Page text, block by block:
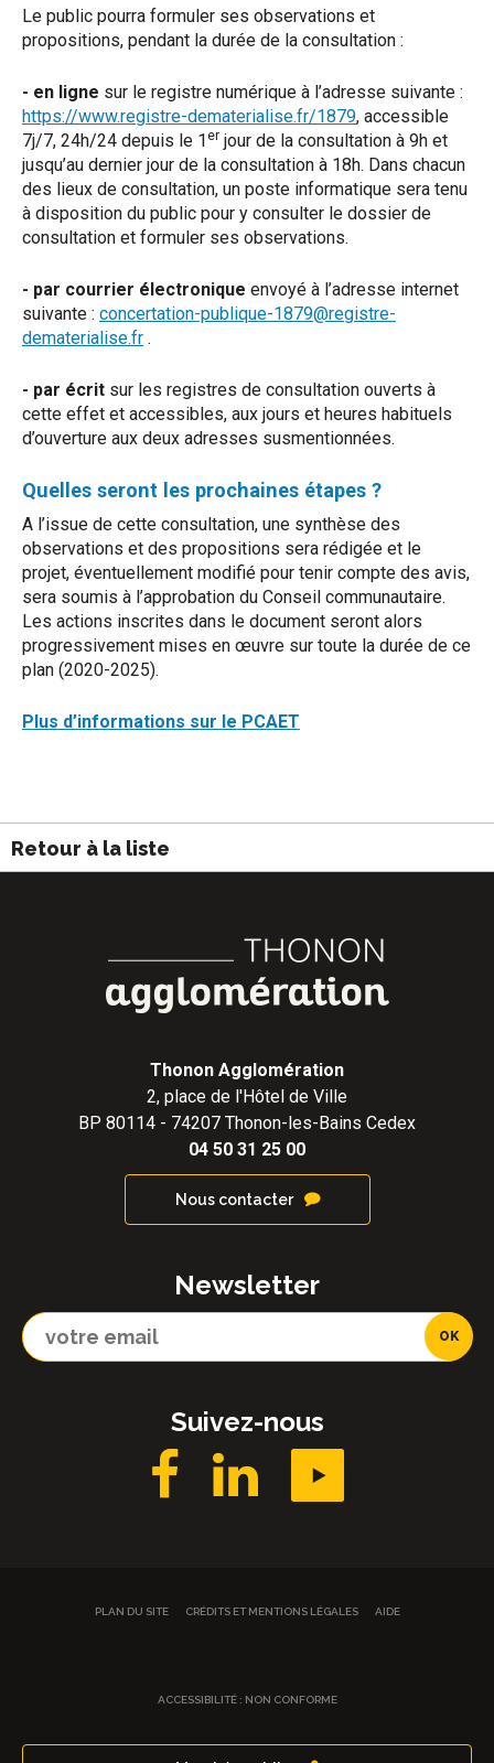
Le public pourra formuler ses observations et
propositions, pendant la durée de la consultation :
- en ligne sur le registre numérique à l’adresse suivante :
https://www.registre-dematerialise.fr/1879, accessible
7j/7, 24h/24 depuis le 1 er jour de la consultation à 9h et
jusqu’au dernier jour de la consultation à 18h. Dans chacun
des lieux de consultation, un poste informatique sera tenu
à disposition du public pour y consulter le dossier de
consultation et formuler ses observations.
- par courrier électronique envoyé à l’adresse internet
suivante : concertation-publique-1879@registre-
dematerialise.fr .
- par écrit sur les registres de consultation ouverts à
cette effet et accessibles, aux jours et heures habituels
d’ouverture aux deux adresses susmentionnées.
Quelles seront les prochaines étapes ?
A l’issue de cette consultation, une synthèse des
observations et des propositions sera rédigée et le
projet, éventuellement modifié pour tenir compte des avis,
sera soumis à l’approbation du Conseil communautaire.
Les actions inscrites dans le document seront alors
progressivement mises en œuvre sur toute la durée de ce
plan (2020-2025).
Plus d’informations sur le PCAET
Retour à la liste
Thonon Agglomération
2, place de l'Hôtel de Ville
BP 80114 - 74207 Thonon-les-Bains Cedex
04 50 31 25 00
Nous contacter
Newsletter
Suivez-nous
PLAN DU SITE CRÉDITS ET MENTIONS LÉGALES AIDE
ACCESSIBILITÉ : NON CONFORME